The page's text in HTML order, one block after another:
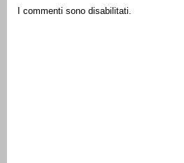
I commenti sono disabilitati.